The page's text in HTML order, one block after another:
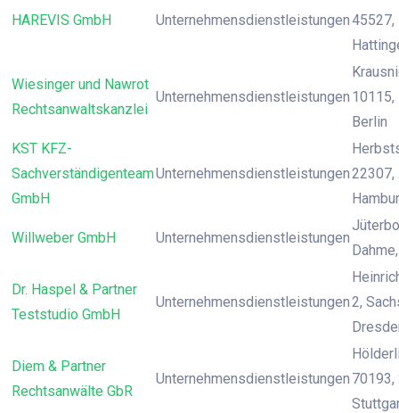
HAREVIS GmbH Unternehmensdienstleistungen45527,
Wiesinger und Nawrot
Rechtsanwaltskanzlei
Unternehmensdienstleistungen 10115,
Berlin
KST KFZ-
Sachverständigenteam
GmbH
Unternehmensdienstleistungen22307,
Willweber GmbH Unternehmensdienstleistungen
Dr. Haspel & Partner
Teststudio GmbH
Unternehmensdienstleistungen2,
Diem & Partner
Rechtsanwälte GbR
Unternehmensdienstleistungen 70193,